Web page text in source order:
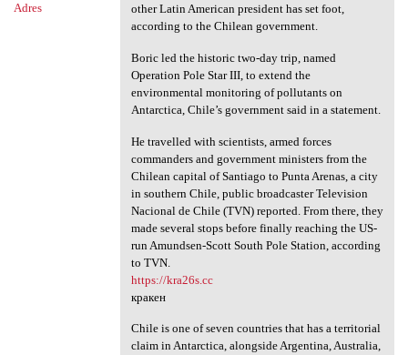
Adres
other Latin American president has set foot,
according to the Chilean government.
Boric led the historic two-day trip, named
Operation Pole Star III, to extend the
environmental monitoring of pollutants on
Antarctica, Chile’s government said in a statement.
He travelled with scientists, armed forces
commanders and government ministers from the
Chilean capital of Santiago to Punta Arenas, a city
in southern Chile, public broadcaster Television
Nacional de Chile (TVN) reported. From there, they
made several stops before finally reaching the US-
run Amundsen-Scott South Pole Station, according
to TVN.
https://kra26s.cc
кракен
Chile is one of seven countries that has a territorial
claim in Antarctica, alongside Argentina, Australia,